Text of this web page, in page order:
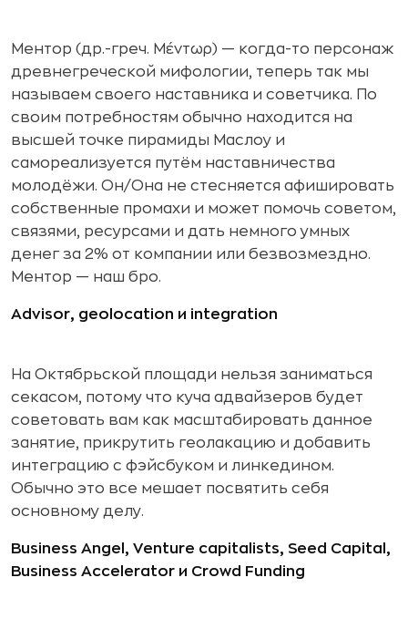
Ментор (др.-греч. Μέντωρ) — когда-то персонаж
древнегреческой мифологии, теперь так мы
называем своего наставника и советчика. По
своим потребностям обычно находится на
высшей точке пирамиды Маслоу и
самореализуется путём наставничества
молодёжи. Он/Она не стесняется афишировать
собственные промахи и может помочь советом,
связями, ресурсами и дать немного умных
денег за 2% от компании или безвозмездно.
Ментор — наш бро.
Advisor, geolocation и integration
На Октябрьской площади нельзя заниматься
секасом, потому что куча адвайзеров будет
советовать вам как масштабировать данное
занятие, прикрутить геолакацию и добавить
интеграцию с фэйсбуком и линкедином.
Обычно это все мешает посвятить себя
основному делу.
Business Angel, Venture capitalists, Seed Capital,
Business Accelerator и Crowd Funding